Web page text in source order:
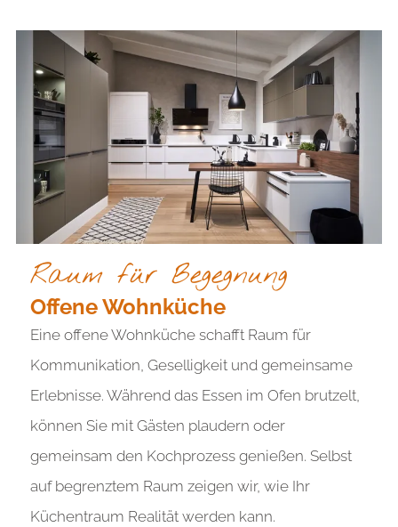
Raum für Begegnung
Offene Wohnküche
Eine offene Wohnküche schafft Raum für
Kommunikation, Geselligkeit und gemeinsame
Erlebnisse. Während das Essen im Ofen brutzelt,
können Sie mit Gästen plaudern oder
gemeinsam den Kochprozess genießen. Selbst
auf begrenztem Raum zeigen wir, wie Ihr
Küchentraum Realität werden kann.